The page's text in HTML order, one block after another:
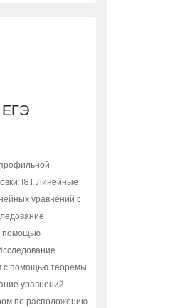
18.1. Линейные
уравнений с
помощью
с помощью теоремы
уравнений
по расположению